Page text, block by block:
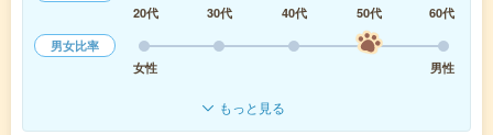
20代
30代 40代 50代
60代
男女比率
女性
男性
もっと見る